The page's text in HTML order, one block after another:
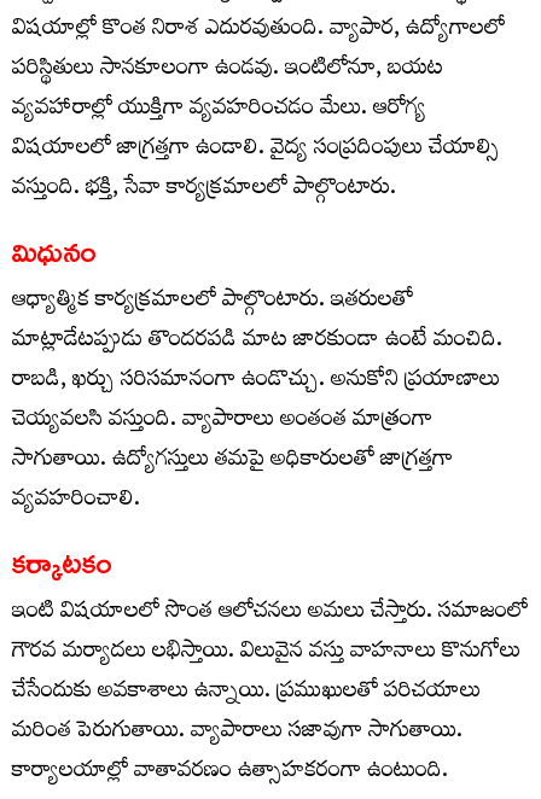
విషయాల్లో కొంత నిరాశ ఎదురవుతుంది. వ్యాపార, ఉద్యోగాలలో
పరిస్థితులు సానకూలంగా ఉండవు. ఇంటిలోనూ, బయట
వ్యవహారాల్లో యుక్తిగా వ్యవహరించడం మేలు. ఆరోగ్య
విషయాలలో జాగ్రత్తగా ఉండాలి. వైద్య సంప్రదింపులు చేయాల్సి
వస్తుంది. భక్తి, సేవా కార్యక్రమాలలో పాల్గొంటారు.
మిధునం
ఆధ్యాత్మిక కార్యక్రమాలలో పాల్గొంటారు. ఇతరులతో
మాట్లాడేటప్పుడు తొందరపడి మాట జారకుండా ఉంటే మంచిది.
రాబడి, ఖర్చు సరిసమానంగా ఉండొచ్చు. అనుకోని ప్రయాణాలు
చెయ్యవలసి వస్తుంది. వ్యాపారాలు అంతంత మాత్రంగా
సాగుతాయి. ఉద్యోగస్తులు తమపై అధికారులతో జాగ్రత్తగా
వ్యవహరించాలి.
కర్కాటకం
ఇంటి విషయాలలో సొంత ఆలోచనలు అమలు చేస్తారు. సమాజంలో
గౌరవ మర్యాదలు లభిస్తాయి. విలువైన వస్తు వాహనాలు కొనుగోలు
చేసేందుకు అవకాశాలు ఉన్నాయి. ప్రముఖులతో పరిచయాలు
మరింత పెరుగుతాయి. వ్యాపారాలు సజావుగా సాగుతాయి.
కార్యాలయాల్లో వాతావరణం ఉత్సాహకరంగా ఉంటుంది.